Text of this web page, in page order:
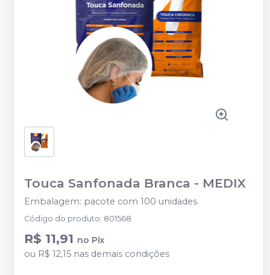
Touca Sanfonada Branca - MEDIX
Embalagem: pacote com 100 unidades.
Código do produto: 801568
R$ 11,91 no Pix
ou R$ 12,15 nas demais condições